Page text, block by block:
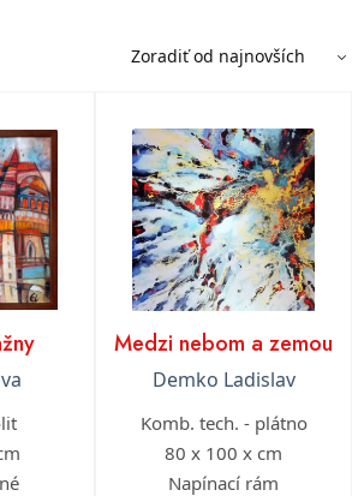
Medzi nebom a zemou
Demko Ladislav
Komb. tech. - plátno
80 x 100 x cm
Napínací rám